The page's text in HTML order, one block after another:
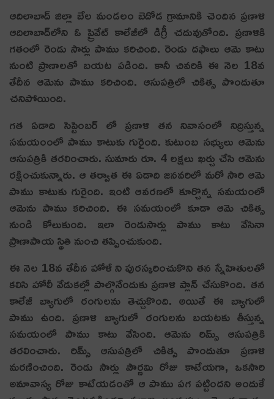
ఆదిలాబాద్ జిల్లా బేల మండలం బెదోడ గ్రామానికి చెందిన ప్రణాళి
ఆదిలాబాద్‌లోని ఓ ప్రైవేట్ కాలేజీలో డిగ్రీ చ‌దువుతోంది. ప్ర‌ణాళికి
గతంలో రెండు సార్లు పాము కరిచింది. రెండు దఫాలు ఆమె కాటు
నుంటి ప్రాణాలతో బయట పడింది. కానీ చివరికి ఈ నెల 18వ
తేదీన ఆమెను పాము కరిచింది. ఆసుప‌త్రిలో చికిత్స పొందుతూ
చ‌నిపోయింది.
గత ఏడాది సెప్టెంబర్ లో ప్రణాళి తన నివాసంలో నిద్రిస్తున్న
సమయంంలో పాము కాటుకు గురైంది. కుటుంబ సభ్యులు ఆమెను
ఆసుపత్రికి తరలించారు. సుమారు రూ. 4 లక్షలు ఖర్చు చేసి ఆమెను
రక్షించుకున్నారు. ఆ తర్వాత ఈ ఏడాది జనవరిలో మరో సారి ఆమె
పాము కాటుకు గురైంది. ఇంటి ఆవరణలో కూర్చొన్న సమయంలో
ఆమెను పాము కరిచింది. ఈ సమయంలో కూడా ఆమె చికిత్స
నుండి కోలుకుంది. ఇలా రెండుసార్లు పాము కాటు వేసినా
ప్రాణాపాయ స్థితి నుంచి త‌ప్పించుకుంది.
ఈ నెల 18వ తేదీన హోళీ ని పురస్కరించుకొని తన స్నేహితులతో
కలిసి హోలీ వేడుకల్లో పాల్గొనేందుకు ప్రణాళి ప్లాన్ చేసుకొంది. తన
కాలేజీ బ్యాగులో రంగులను తెచ్చుకొంది. అయితే ఈ బ్యాగులో
పాము ఉంది. ప్రణాళి బ్యాగులో రంగులను బయటకు తీస్తున్న
సమయంలో పాము కాటు వేసింది. ఆమెను రిమ్స్ ఆసుపత్రికి
తరలించారు. రిమ్స్ ఆసుపత్రిలో చికిత్స పొందుతూ ప్రణాళి
మరణించింది. రెండు సార్లు పౌర్ణ‌మి రోజు కాటేయ‌గా, ఒక‌సారి
అమావాస్య రోజు కాటేయ‌డంతో ఆ పాము ప‌గ ప‌ట్టింద‌ని అందుకే